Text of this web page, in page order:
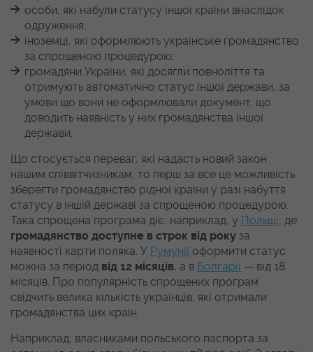
особи, які набули статусу іншої країни внаслідок
одруження;
іноземці, які оформлюють українське громадянство
за спрощеною процедурою;
громадяни України, які досягли повноліття та
отримують автоматично статус іншої держави, за
умови що вони не оформлювали документ, що
доводить наявність у них громадянства іншої
держави.
Що стосується переваг, які надасть новий закон
нашим співвітчизникам, то перш за все це можливість
зберегти громадянство рідної країни у разі набуття
статусу в іншій державі за спрощеною процедурою.
Така спрощена програма діє, наприклад, у Польщі, де
громадянство доступне в строк від року за
наявності карти поляка. У Румунії оформити статус
можна за період від 12 місяців, а в Болгарії — від 18
місяців. Про популярність спрощених програм
свідчить велика кількість українців, які отримали
громадянства цих країн.
Наприклад, власниками польського паспорта за